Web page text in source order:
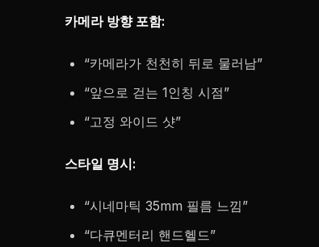
카메라 방향 포함:
“카메라가 천천히 뒤로 물러남”
“앞으로 걷는 1인칭 시점”
“고정 와이드 샷”
스타일 명시:
“시네마틱 35mm 필름 느낌”
“다큐멘터리 핸드헬드”